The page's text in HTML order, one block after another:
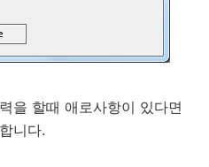
을 할때 애로사항이 있다면
니다.